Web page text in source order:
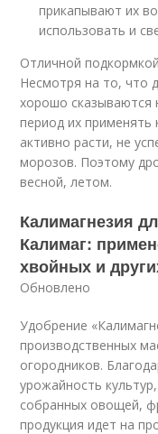
прикапывают их
использовать и
Отличной
Несмотря на то, что
хорошо сказываются
период их применять
активно расти, не
морозов. Поэтому
весной, летом.
Калимагнезия
Калимаг:
хвойных и
Обновлено
Удобрение
производственных
огородников.
урожайность
собранных овощей,
продукция идет на